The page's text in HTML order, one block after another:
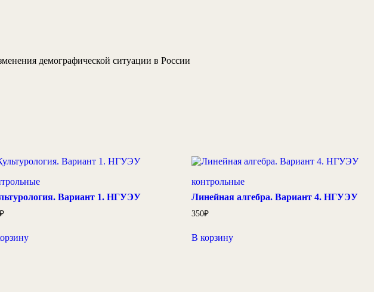
демографической ситуации в России
Вариант 1. НГУЭУ
контрольные
Линейная алгебра. Вариант 4. НГУЭУ
350₽
В корзину